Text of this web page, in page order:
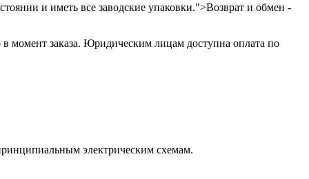
и иметь все заводские упаковки.">Возврат и обмен -
момент заказа. Юридическим лицам доступна оплата по
электрическим схемам.